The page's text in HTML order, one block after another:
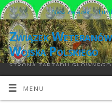
Nasz Związek
Związek
Wojska Polskiego
STRONA ZARZĄDU GŁÓWNEGO
MENU